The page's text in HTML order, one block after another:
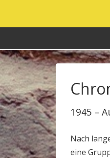
1945 –
Nach
eine